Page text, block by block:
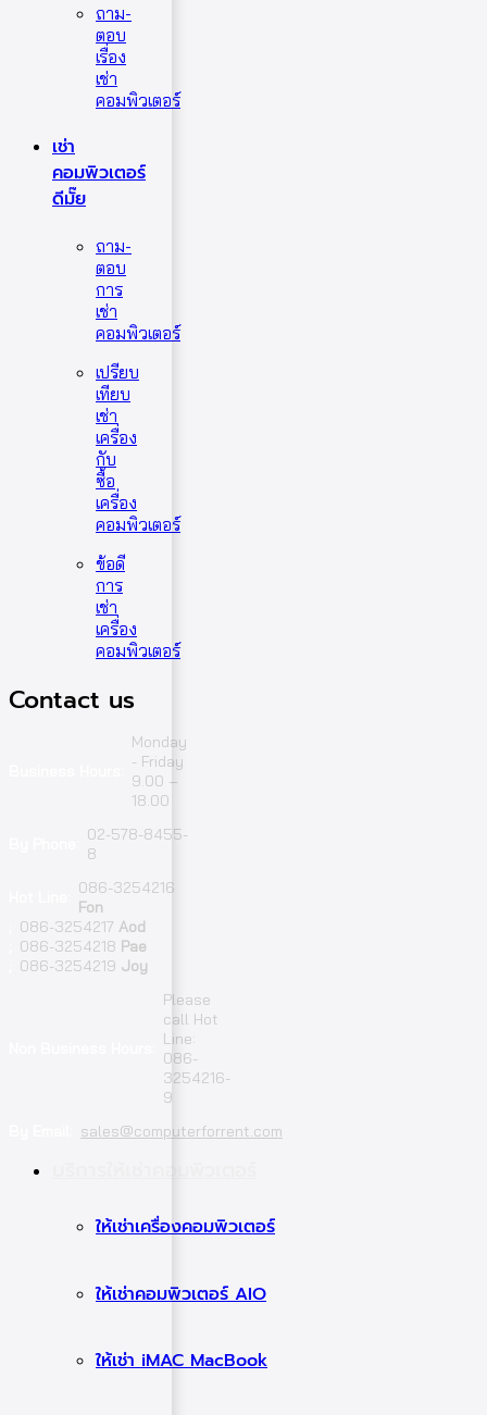
ถาม-
ตอบ
เรื่อง
เช่า
คอมพิวเตอร์
เช่า
คอมพิวเตอร์
ดีมั๊ย
ถาม-
ตอบ
การ
เช่า
คอมพิวเตอร์
เปรียบ
เทียบ
เช่า
เครื่อง
กับ
ซื้อ
เครื่อง
คอมพิวเตอร์
ข้อดี
การ
เช่า
เครื่อง
คอมพิวเตอร์
Contact us
Monday
- Friday
9.00 –
18.00
02-578-8455-
8
086-3254216
Fon
086-3254217 Aod
086-3254218 Pae
086-3254219 Joy
Please
call Hot
Line:
086-
3254216-
9
sales@computerforrent.com
ให้เช่าเครื่องคอมพิวเตอร์
ให้เช่าคอมพิวเตอร์ AIO
ให้เช่า iMAC MacBook